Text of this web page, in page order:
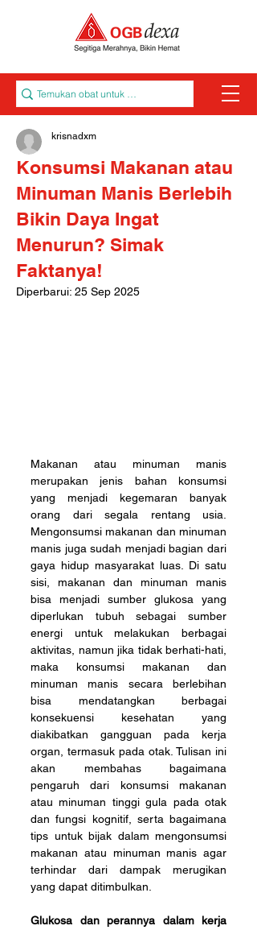
Konsumsi Makanan atau
Minuman Manis Berlebih
Bikin Daya Ingat
Menurun? Simak
Faktanya!
krisnadxm
Diperbarui: 25 Sep 2025
Makanan atau minuman manis
merupakan jenis bahan konsumsi
yang menjadi kegemaran banyak
orang dari segala rentang usia.
Mengonsumsi makanan dan minuman
manis juga sudah menjadi bagian dari
gaya hidup masyarakat luas. Di satu
sisi, makanan dan minuman manis
bisa menjadi sumber glukosa yang
diperlukan tubuh sebagai sumber
energi untuk melakukan berbagai
aktivitas, namun jika tidak berhati-hati,
maka konsumsi makanan dan
minuman manis secara berlebihan
bisa mendatangkan berbagai
konsekuensi kesehatan yang
diakibatkan gangguan pada kerja
organ, termasuk pada otak. Tulisan ini
akan membahas bagaimana
pengaruh dari konsumsi makanan
atau minuman tinggi gula pada otak
dan fungsi kognitif, serta bagaimana
tips untuk bijak dalam mengonsumsi
makanan atau minuman manis agar
terhindar dari dampak merugikan
yang dapat ditimbulkan.
Glukosa dan perannya dalam kerja